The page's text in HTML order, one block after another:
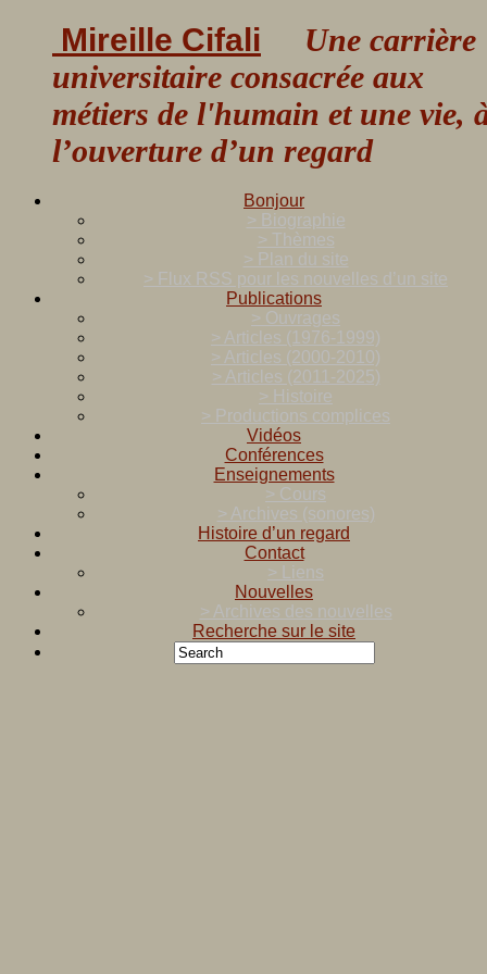
Mireille Cifali Une carrière
universitaire consacrée aux
métiers de l'humain et une vie,
l’ouverture d’un regard
Bonjour
> Biographie
> Thèmes
> Plan du site
> Flux RSS pour les nouvelles d’un site
Publications
> Ouvrages
> Articles (1976-1999)
> Articles (2000-2010)
> Articles (2011-2025)
> Histoire
> Productions complices
Vidéos
Conférences
Enseignements
> Cours
> Archives (sonores)
Histoire d’un regard
Contact
> Liens
Nouvelles
> Archives des nouvelles
Recherche sur le site